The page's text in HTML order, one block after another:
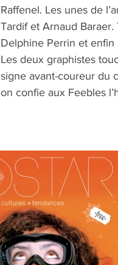
Raffenel. Les unes de
Tardif et Arnaud
Delphine Perrin et enfin
Les deux graphistes
signe avant-coureur du
on confie aux Feebles